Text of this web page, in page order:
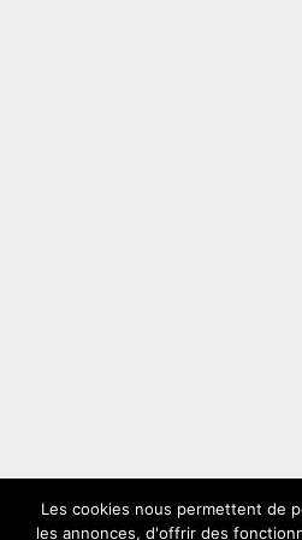
Les cookies nous permettent de
les annonces, d'offrir des